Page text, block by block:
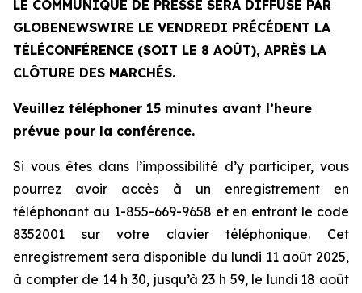
LE COMMUNIQUÉ DE PRESSE SERA DIFFUSÉ PAR
GLOBENEWSWIRE LE VENDREDI PRÉCÉDENT LA
TÉLÉCONFÉRENCE (SOIT LE 8 AOÛT), APRÈS LA
CLÔTURE DES MARCHÉS.
Veuillez téléphoner 15 minutes avant l’heure
prévue pour la conférence.
Si vous êtes dans l’impossibilité d’y participer, vous
pourrez avoir accès à un enregistrement en
téléphonant au 1-855-669-9658 et en entrant le code
8352001 sur votre clavier téléphonique. Cet
enregistrement sera disponible du lundi 11 août 2025,
à compter de 14 h 30, jusqu’à 23 h 59, le lundi 18 août